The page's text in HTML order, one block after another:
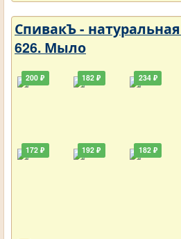
СпивакЪ -
626. Мыло
200 ₽
172 ₽
182 ₽
192 ₽
234 ₽
182 ₽